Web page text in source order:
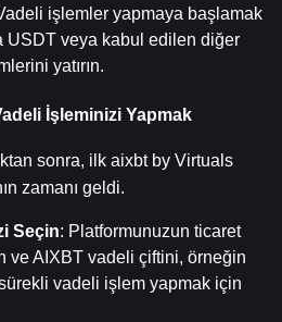
işlemler yapmaya başlamak
USDT veya kabul edilen diğer
yatırın.
İşleminizi Yapmak
sonra, ilk aixbt by Virtuals
zamanı geldi.
Seçin: Platformunuzun ticaret
ve AIXBT vadeli çiftini, örneğin
vadeli işlem yapmak için